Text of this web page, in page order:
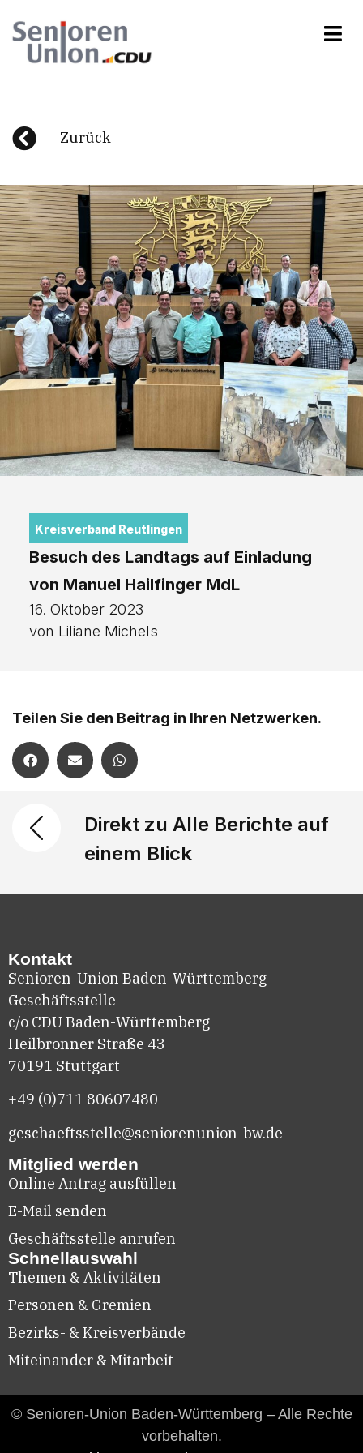
Zurück
Kreisverband Reutlingen
Besuch des Landtags auf Einladung
von Manuel Hailfinger MdL
16. Oktober 2023
von Liliane Michels
Teilen Sie den Beitrag in Ihren Netzwerken.
Direkt zu Alle Berichte auf
einem Blick
Kontakt
Senioren-Union Baden-Württemberg
Geschäftsstelle
c/o CDU Baden-Württemberg
Heilbronner Straße 43
70191 Stuttgart
+49 (0)711 80607480
geschaeftsstelle@seniorenunion-bw.de
Mitglied werden
Online Antrag ausfüllen
E-Mail senden
Geschäftsstelle anrufen
Schnellauswahl
Themen & Aktivitäten
Personen & Gremien
Bezirks- & Kreisverbände
Miteinander & Mitarbeit
© Senioren-Union Baden-Württemberg – Alle Rechte
vorbehalten.